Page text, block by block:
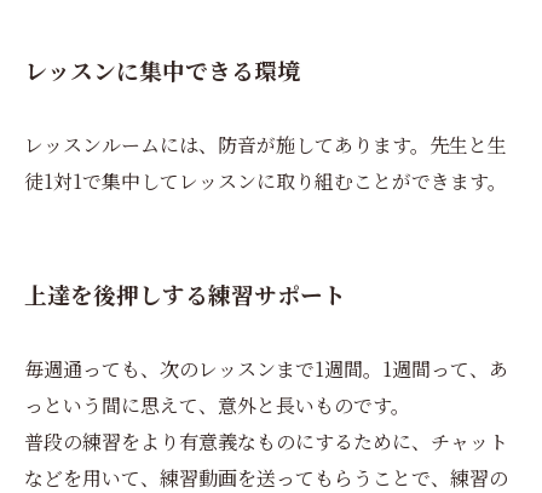
レッスンに集中できる環境
レッスンルームには、防音が施してあります。先生と生
徒1対1で集中してレッスンに取り組むことができます。
上達を後押しする練習サポート
毎週通っても、次のレッスンまで1週間。1週間って、あ
っという間に思えて、意外と長いものです。
普段の練習をより有意義なものにするために、チャット
などを用いて、練習動画を送ってもらうことで、練習の